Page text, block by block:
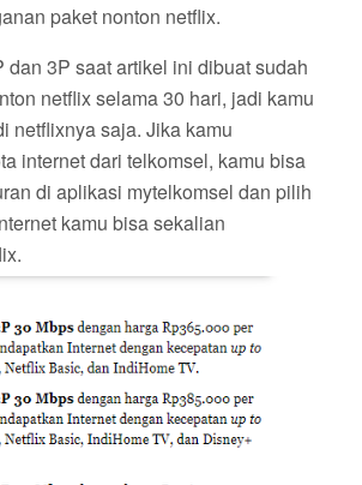
paket nonton netflix.
dan 3P saat artikel ini dibuat sudah
netflix selama 30 hari, jadi kamu
netflixnya saja. Jika kamu
internet dari telkomsel, kamu bisa
di aplikasi mytelkomsel dan pilih
kamu bisa sekalian